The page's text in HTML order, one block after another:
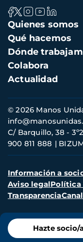
Menú
de
Hazte socio/
Navegación
principal
Quienes somos
Qué hacemos
Dónde
Colabora
Actualidad
Información
de
contacto
© 2026 Manos
C/ Barquillo, 38 -
900 811 888
Menú
secundario
Información a
Aviso legalPolítica
Transparencia